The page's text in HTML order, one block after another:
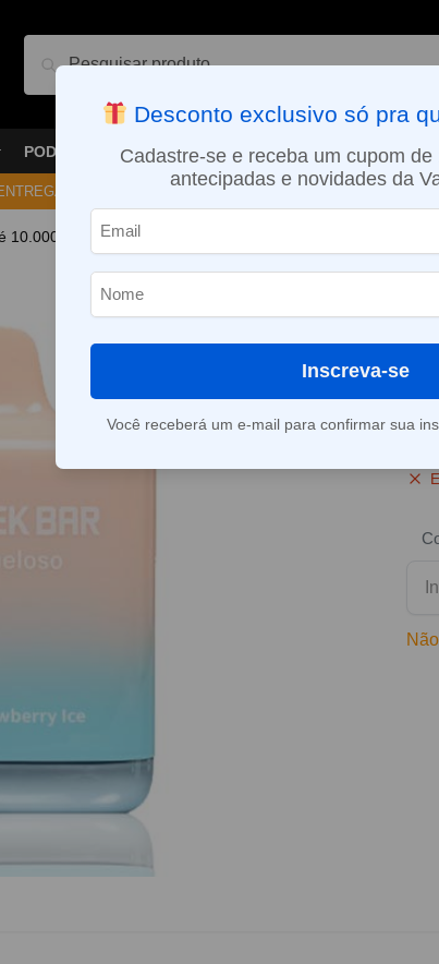
Pesquisar
PODS VAPORIZADOR DE ERVAS E-LIQUÍDOS
NO MESMO DIA EM SÃO PAULO (SEG A SEX):
10.000 Puffs » Pod Descartável Geek Bar Meloso MAX –
Desconto exclusivo só pra
Cadastre-se e receba um cupom de
antecipadas e novidades da
Inscreva-se
Você receberá um e-mail para confirmar sua